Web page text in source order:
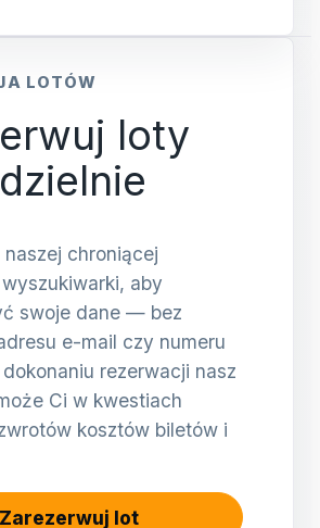
LOTÓW
loty
chroniącej
aby
swoje dane — bez
e-mail czy numeru
rezerwacji nasz
Ci w kwestiach
kosztów biletów i
Zarezerwuj lot